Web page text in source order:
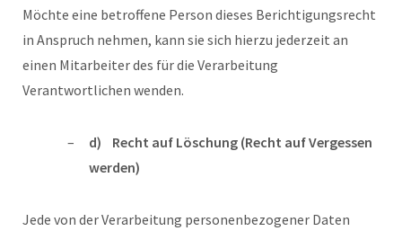
Möchte eine betroffene Person dieses Berichtigungsrecht
in Anspruch nehmen, kann sie sich hierzu jederzeit an
einen Mitarbeiter des für die Verarbeitung
Verantwortlichen wenden.
d) Recht auf Löschung (Recht auf Vergessen
werden)
Jede von der Verarbeitung personenbezogener Daten